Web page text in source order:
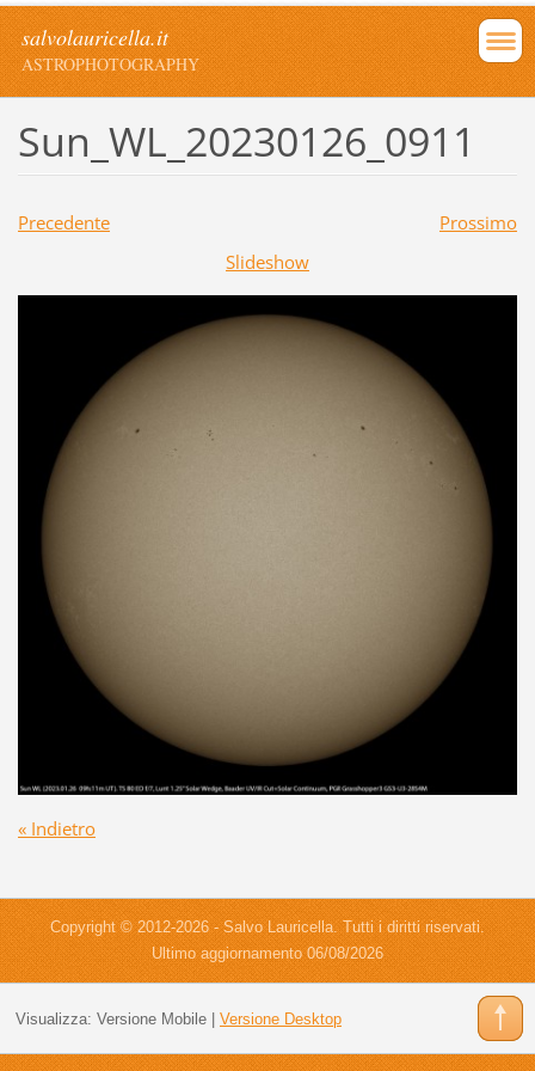
salvolauricella.it
ASTROPHOTOGRAPHY
Sun_WL_20230126_0911
Precedente
Prossimo
Slideshow
« Indietro
Copyright © 2012-2026 - Salvo Lauricella. Tutti i diritti riservati.
Ultimo aggiornamento 06/08/2026
Visualizza: Versione Mobile| Versione Desktop